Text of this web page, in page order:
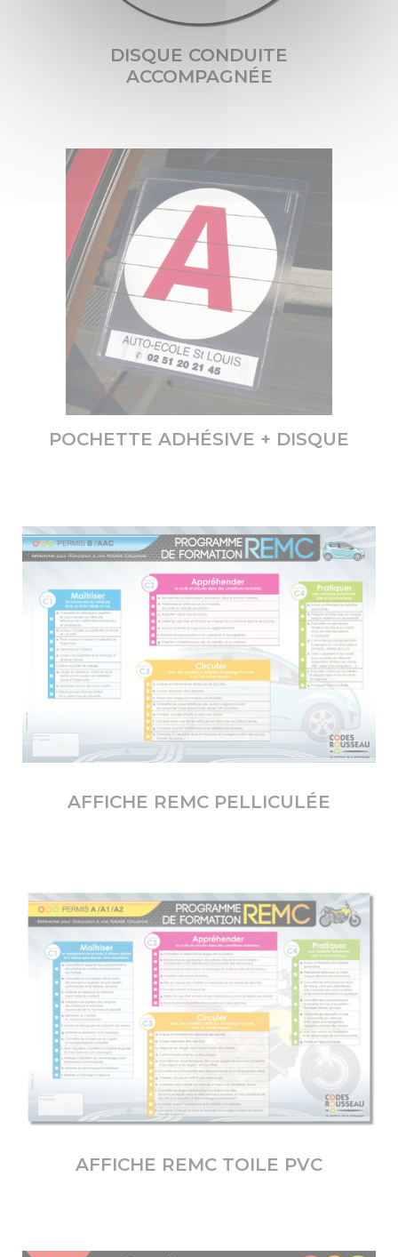
Textile et bagagerie Club Rousseau
DISQUE CONDUITE
ACCOMPAGNÉE
POCHETTE ADHÉSIVE + DISQUE
AFFICHE REMC PELLICULÉE
AFFICHE REMC TOILE PVC